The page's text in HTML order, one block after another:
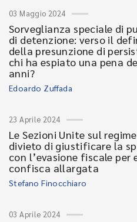
03 Maggio 2024
Sorveglianza speciale di
di detenzione: verso il
della presunzione di
chi ha espiato una pena
anni?
Edoardo Zuffada
23 Aprile 2024
Le Sezioni Unite sul
divieto di giustificare la
con l’evasione fiscale per
confisca allargata
Stefano Finocchiaro
03 Aprile 2024